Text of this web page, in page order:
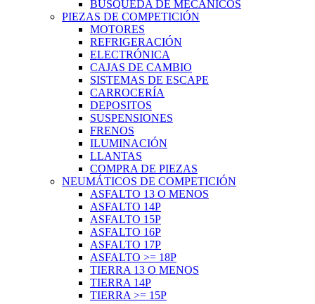
BÚSQUEDA DE MECÁNICOS
PIEZAS DE COMPETICIÓN
MOTORES
REFRIGERACIÓN
ELECTRÓNICA
CAJAS DE CAMBIO
SISTEMAS DE ESCAPE
CARROCERÍA
DEPOSITOS
SUSPENSIONES
FRENOS
ILUMINACIÓN
LLANTAS
COMPRA DE PIEZAS
NEUMÁTICOS DE COMPETICIÓN
ASFALTO 13 O MENOS
ASFALTO 14P
ASFALTO 15P
ASFALTO 16P
ASFALTO 17P
ASFALTO >= 18P
TIERRA 13 O MENOS
TIERRA 14P
TIERRA >= 15P